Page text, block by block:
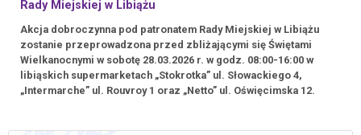
Rady Miejskiej w Libiążu
Akcja dobroczynna pod patronatem Rady Miejskiej w Libiążu
zostanie przeprowadzona przed zbliżającymi się Świętami
Wielkanocnymi w sobotę 28.03.2026 r. w godz. 08:00-16:00 w
libiąskich supermarketach „Stokrotka” ul. Słowackiego 4,
„Intermarche” ul. Rouvroy 1 oraz „Netto” ul. Oświęcimska 12.